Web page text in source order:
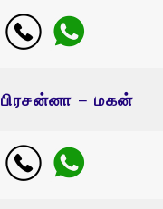
பிரசன்னா – மகன்